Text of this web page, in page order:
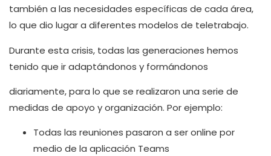
también a las necesidades específicas de cada área,
lo que dio lugar a diferentes modelos de teletrabajo.
Durante esta crisis, todas las generaciones hemos
tenido que ir adaptándonos y formándonos
diariamente, para lo que se realizaron una serie de
medidas de apoyo y organización. Por ejemplo:
Todas las reuniones pasaron a ser online por
medio de la aplicación Teams